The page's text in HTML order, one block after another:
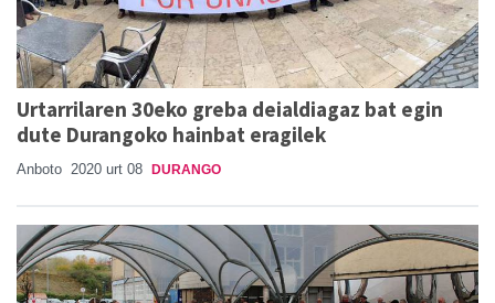
Urtarrilaren 30eko greba deialdiagaz bat egin
dute Durangoko hainbat eragilek
Anboto 2020 urt 08 DURANGO